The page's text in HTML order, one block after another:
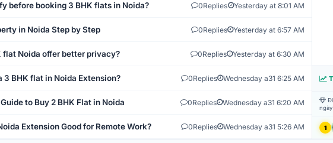
before booking 3 BHK flats in Noida? 0Replies Yesterday at 8:01 AM
in Noida Step by Step 0Replies Yesterday at 6:57 AM
flat Noida offer better privacy? 0Replies Yesterday at 6:30 AM
3 BHK flat in Noida Extension? 0Replies Wednesday a31 6:25 AM
to Buy 2 BHK Flat in Noida 0Replies Wednesday a31 6:20 AM
Extension Good for Remote Work? 0Replies Wednesday a31 5:26 AM 1